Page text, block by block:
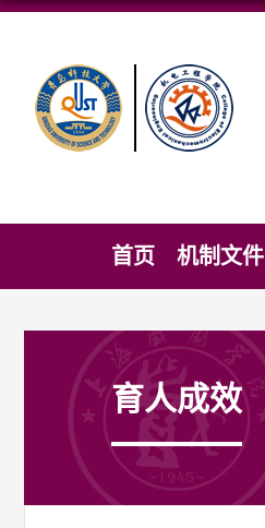
首页 机制文件
育人成效